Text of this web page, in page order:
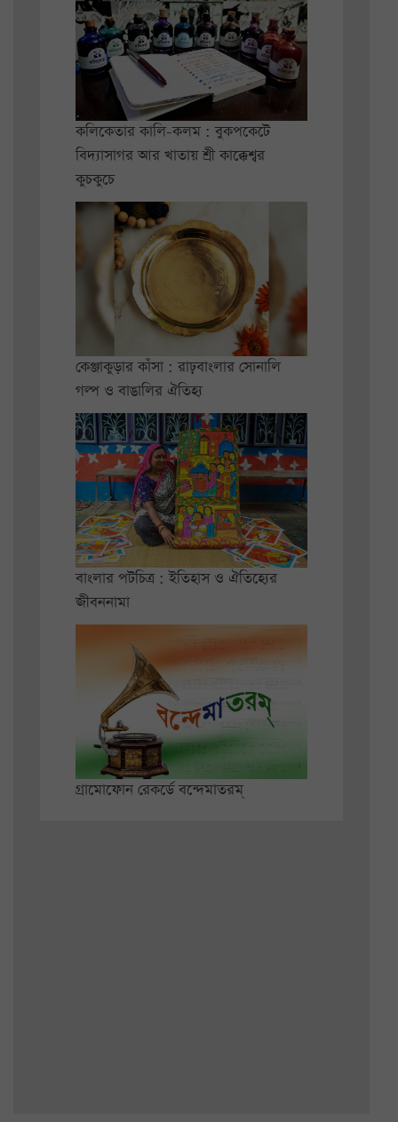
কলিকেতার কালি-কলম : বুকপকেটে
বিদ্যাসাগর আর খাতায় শ্রী কাক্কেশ্বর
কুচকুচে
কেঞ্জাকুড়ার কাঁসা : রাঢ়বাংলার সোনালি
গল্প ও বাঙালির ঐতিহ্য
বাংলার পটচিত্র : ইতিহাস ও ঐতিহ্যের
জীবননামা
গ্রামোফোন রেকর্ডে বন্দেমাতরম্